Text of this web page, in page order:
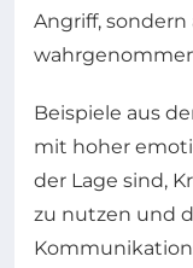
Angriff, sondern
Beispiele aus
mit hoher
der Lage sind,
zu nutzen und